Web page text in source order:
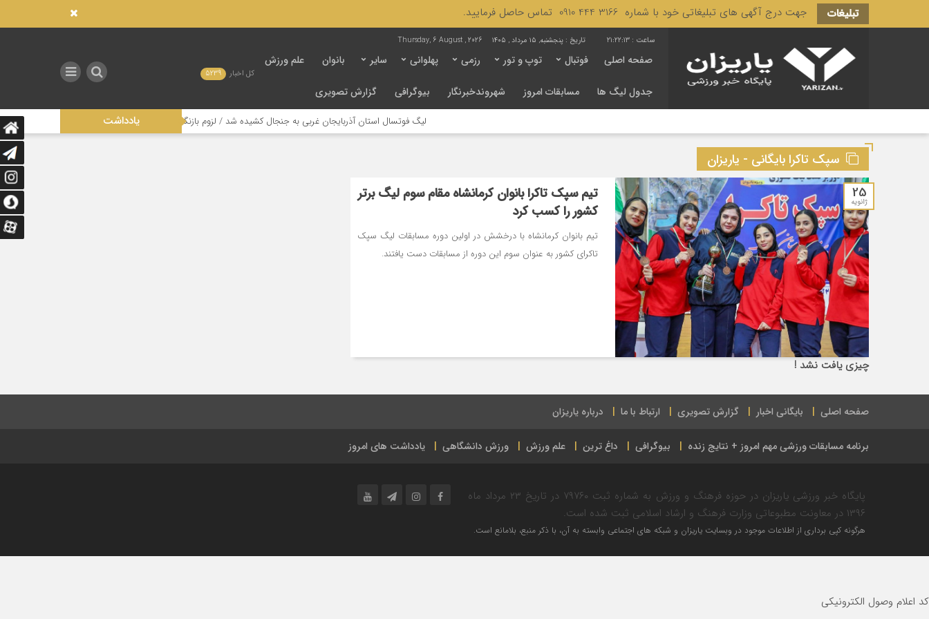
تبلیغات جهت درج آگهی های تبلیغاتی خود با شماره 3166 444 0910 تماس حاصل فرمایید.
21:22:13 تاریخ : پنجشنبه, ۱۵ مرداد , ۱۴۰۵ Thursday, 6 August , 2026
صفحه اصلی فوتبال توپ و تور رزمی پهلوانی سایر بانوان علم ورزش
جدول لیگ ها مسابقات امروز شهروندخبرنگار بیوگرافی گزارش تصویری
کل اخبار 5239
یادداشت
لیگ فوتسال استان آذربایجان غربی به جنجال کشیده شد / لزوم بازنگری در ساختار مدیریتی این رشته تاثیر
سپک تاکرا بایگانی - یاریزان
25
ژانویه
تیم سپک تاکرا بانوان کرمانشاه مقام سوم لیگ برتر
کشور را کسب کرد
تیم بانوان کرمانشاه با درخشش در اولین دوره مسابقات لیگ سپک
تاکرای کشور به عنوان سوم این دوره از مسابقات دست یافتند.
چیزی یافت نشد !
صفحه اصلی بایگانی اخبار گزارش تصویری ارتباط با ما درباره یاریزان
برنامه مسابقات ورزشی مهم امروز + نتایج زنده بیوگرافی داغ ترین علم ورزش ورزش دانشگاهی یادداشت های امروز
پایگاه خبر ورزشی یاریزان در حوزه فرهنگ و ورزش به شماره ثبت ۷۹۷۶۰ در تاریخ ۲۳ مرداد ماه
۱۳۹۶ در معاونت مطبوعاتی وزارت فرهنگ و ارشاد اسلامی ثبت شده است.
هرگونه کپی برداری از اطلاعات موجود در وبسایت یاریزان و شبکه های اجتماعی وابسته به آن، با ذکر منبع، بلامانع است.
کد اعلام وصول الکترونیکی